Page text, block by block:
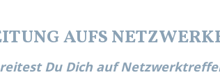
AUFS
Du Dich auf